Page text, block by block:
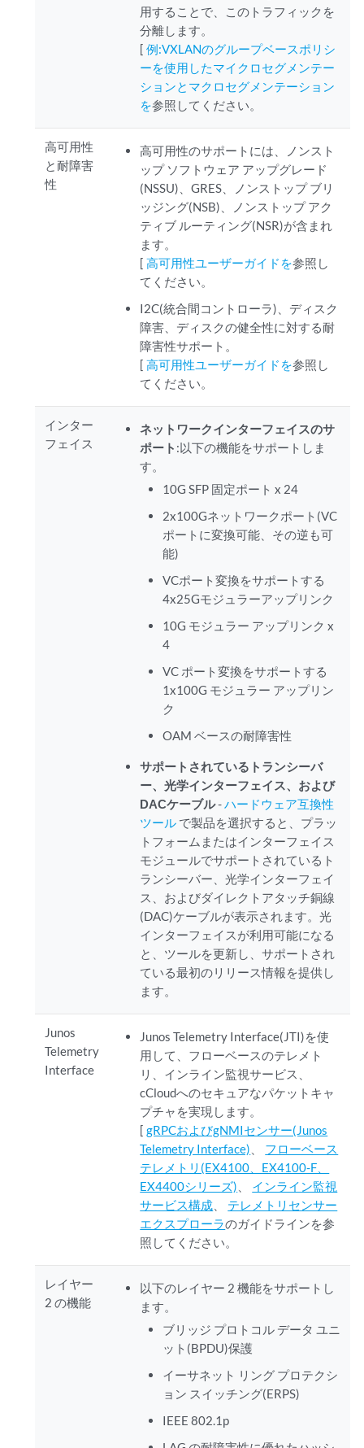
用することで、このトラフィックを
分離します。
[例:VXLANのグループベースポリシ
ーを使用したマイクロセグメンテー
ションとマクロセグメンテーション
を参照してください。
高可用性
と耐障害
性
高可用性のサポートには、ノンスト
ップ ソフトウェア アップグレード
(NSSU)、GRES、ノンストップ ブリ
ッジング(NSB)、ノンストップ アク
ティブ ルーティング(NSR)が含まれ
ます。
[高可用性ユーザーガイドを参照し
てください。
I2C(統合間コントローラ)、ディスク
障害、ディスクの健全性に対する耐
障害性サポート。
[高可用性ユーザーガイドを参照し
てください。
インター
フェイス
ネットワークインターフェイスのサ
ポート :以下の機能をサポートしま
す。
10G SFP 固定ポート x 24
2x100Gネットワークポート(VC
ポートに変換可能、その逆も可
能)
VCポート変換をサポートする
4x25Gモジュラーアップリンク
10G モジュラー アップリンク x
4
VC ポート変換をサポートする
1x100G モジュラー アップリン
ク
OAM ベースの耐障害性
サポートされているトランシーバ
ー、光学インターフェイス、および
DACケーブル-ハードウェア互換性
ツール で製品を選択すると、プラッ
トフォームまたはインターフェイス
モジュールでサポートされているト
ランシーバー、光学インターフェイ
ス、およびダイレクトアタッチ銅線
(DAC)ケーブルが表示されます。光
インターフェイスが利用可能になる
と、ツールを更新し、サポートされ
ている最初のリリース情報を提供し
ます。
Junos
Telemetry
Interface
Junos Telemetry Interface(JTI)を使
用して、フローベースのテレメト
リ、インライン監視サービス、
cCloudへのセキュアなパケットキャ
プチャを実現します。
[gRPCおよびgNMIセンサー(Junos
Telemetry Interface)
フローベース
テレメトリ(EX4100、EX4100-F、
EX4400シリーズ)
インライン監視
サービス構成
テレメトリセンサー
エクスプローラのガイドラインを参
照してください。
レイヤー
2 の機能
以下のレイヤー 2 機能をサポートし
ます。
ブリッジ プロトコル データ ユニ
ット(BPDU)保護
イーサネット リング プロテクシ
ョン スイッチング(ERPS)
IEEE 802.1p